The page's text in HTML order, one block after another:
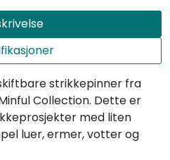
strikkepinner fra
Collection. Dette er
med liten
luer, ermer, votter og